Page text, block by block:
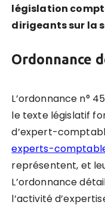
législation
dirigeants sur la
Ordonnance
L’ordonnance n°
le texte législatif
d’expert-
experts-
représentent, et
L’ordonnance
l’activité